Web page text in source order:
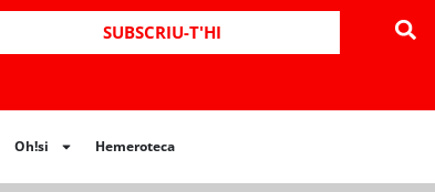
SUBSCRIU-T'HI
Oh!si Hemeroteca
Hemeroteca